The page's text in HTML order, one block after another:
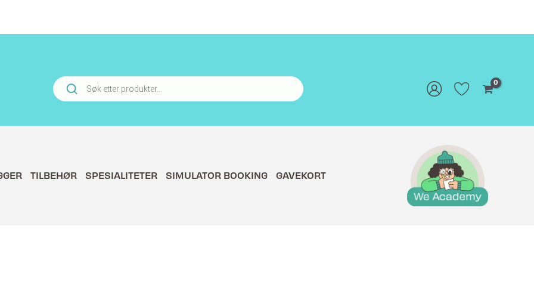
Products
search
TILBEHØR SPESIALITETER SIMULATOR BOOKING GAVEKORT